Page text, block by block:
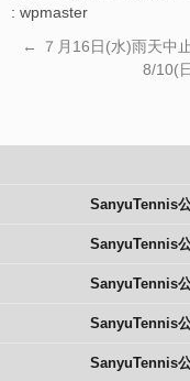
: wpmaster
←
７月16日(水)雨天
8/10(
SanyuTennis
SanyuTennis
SanyuTennis
SanyuTennis
SanyuTennis